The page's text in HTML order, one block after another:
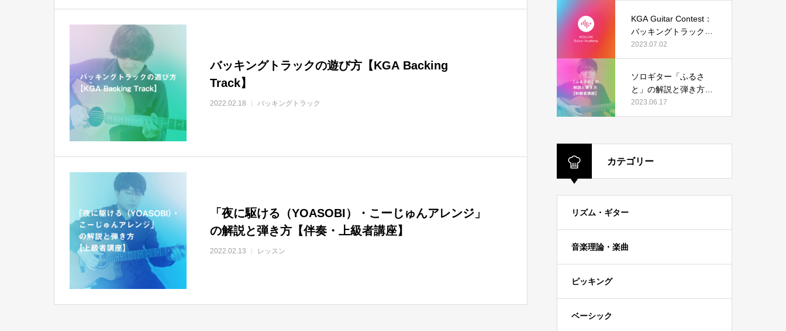
バッキングトラックの遊び方【KGA Backing
Track】
2022.02.18 バッキングトラック
「夜に駆ける（YOASOBI）・こーじゅんアレンジ」
の解説と弾き方【伴奏・上級者講座】
2022.02.13 レッスン
KGA Guitar Contest：
バッキングトラック（I
sn’t She Lovely）の結
果発表
2023.07.02
ソロギター「ふるさ
と」の解説と弾き方
【初級者講座】
2023.06.17
カテゴリー
リズム・ギター
音楽理論・楽曲
ピッキング
ベーシック
ログイン